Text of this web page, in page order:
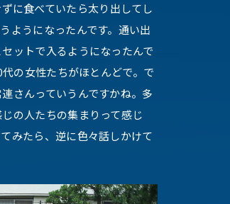
に食べていたら太り出してし
ようになったんです。通い出
ットで入るようになったんで
の女性たちがほとんどで。で
さんっていうんですかね。多
の人たちの集まりって感じ
みたら、逆に色々話しかけて